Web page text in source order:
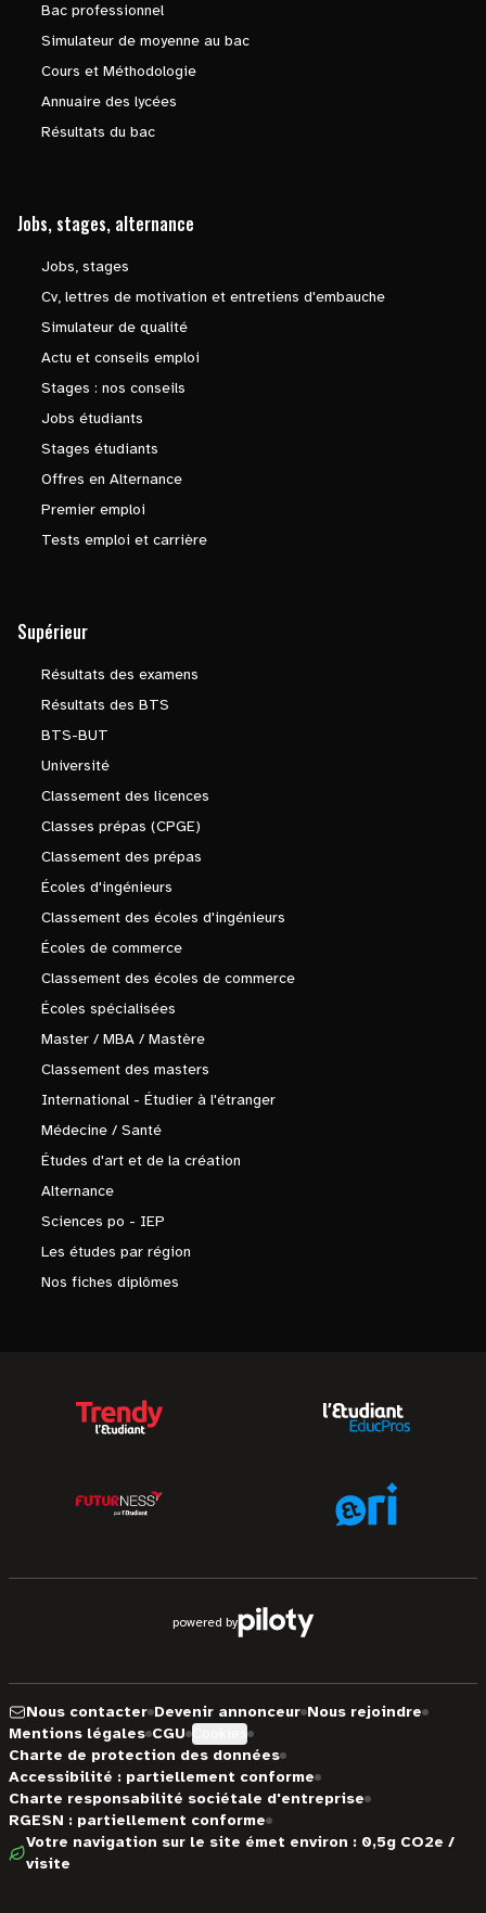
Bac professionnel
Simulateur de moyenne au bac
Cours et Méthodologie
Annuaire des lycées
Résultats du bac
Jobs, stages, alternance
Jobs, stages
Cv, lettres de motivation et entretiens d'embauche
Simulateur de qualité
Actu et conseils emploi
Stages : nos conseils
Jobs étudiants
Stages étudiants
Offres en Alternance
Premier emploi
Tests emploi et carrière
Supérieur
Résultats des examens
Résultats des BTS
BTS-BUT
Université
Classement des licences
Classes prépas (CPGE)
Classement des prépas
Écoles d'ingénieurs
Classement des écoles d'ingénieurs
Écoles de commerce
Classement des écoles de commerce
Écoles spécialisées
Master / MBA / Mastère
Classement des masters
International - Étudier à l'étranger
Médecine / Santé
Études d'art et de la création
Alternance
Sciences po - IEP
Les études par région
Nos fiches diplômes
powered by
Nous contacter Devenir annonceur Nous rejoindre
Mentions légales CGU
Charte de protection des données
Accessibilité : partiellement conforme
Charte responsabilité sociétale d'entreprise
RGESN : partiellement conforme
Votre navigation sur le site émet environ : 0,5g CO2e /
visite